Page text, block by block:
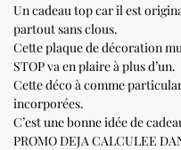
Un cadeau top car il est
partout sans clous.
Cette plaque de décoration
STOP va en plaire à plus d’un.
Cette déco à comme
incorporées.
C’est une bonne idée de
PROMO DEJA CALCULEE